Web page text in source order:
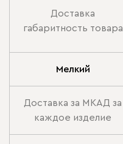
Доставка
габаритность товара
Мелкий
Доставка за МКАД за
каждое изделие